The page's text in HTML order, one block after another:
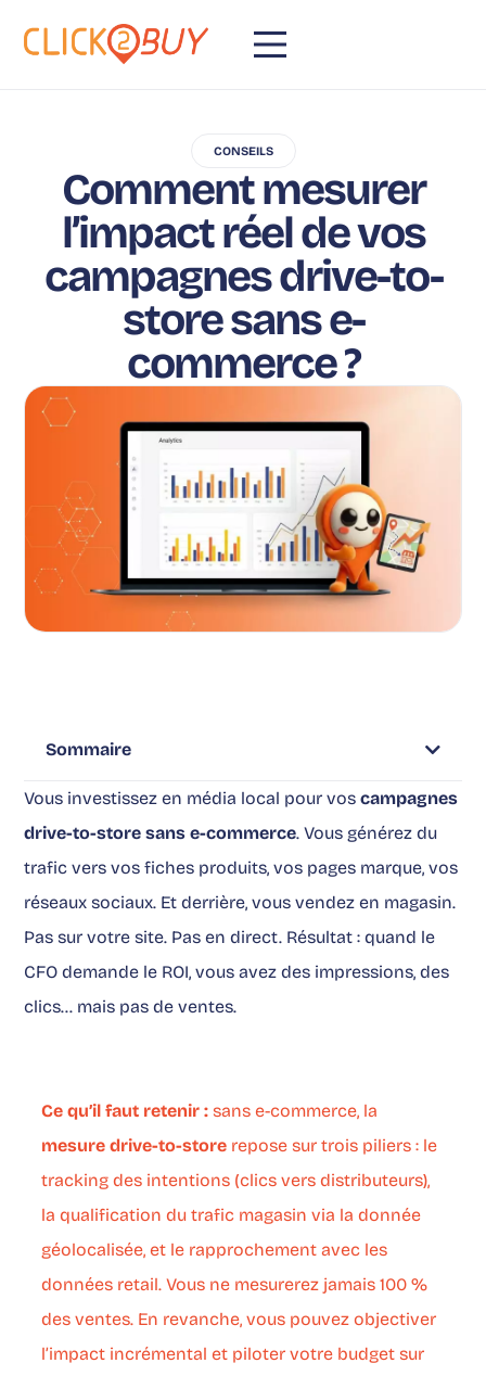
CONSEILS
Comment mesurer
l’impact réel de vos
campagnes drive-to-
store sans e-
commerce ?
Sommaire
Vous investissez en média local pour voscampagnes
drive-to-store sans e-commerce. Vous générez du
trafic vers vos fiches produits, vos pages marque, vos
réseaux sociaux. Et derrière, vous vendez en magasin.
Pas sur votre site. Pas en direct. Résultat : quand le
CFO demande le ROI, vous avez des impressions, des
clics… mais pas de ventes.
Ce qu’il faut retenir : sans e-commerce, la
mesure drive-to-store repose sur trois piliers : le
tracking des intentions (clics vers distributeurs),
la qualification du trafic magasin via la donnée
géolocalisée, et le rapprochement avec les
données retail. Vous ne mesurerez jamais 100 %
des ventes. En revanche, vous pouvez objectiver
l’impact incrémental et piloter votre budget sur